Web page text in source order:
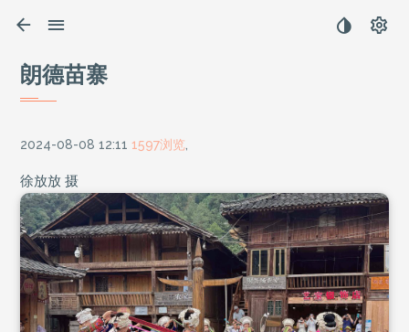
朗德苗寨
2024-08-08 12:11 1597浏览
徐放放 摄